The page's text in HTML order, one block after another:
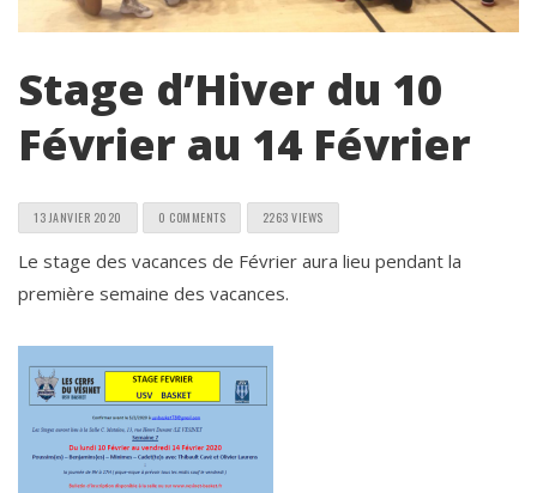
Stage d’Hiver du 10
Février au 14 Février
13 JANVIER 2020 0 COMMENTS 2263 VIEWS
Le stage des vacances de Février aura lieu pendant la
première semaine des vacances.